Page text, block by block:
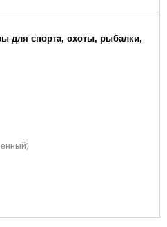
для спорта, охоты, рыбалки,